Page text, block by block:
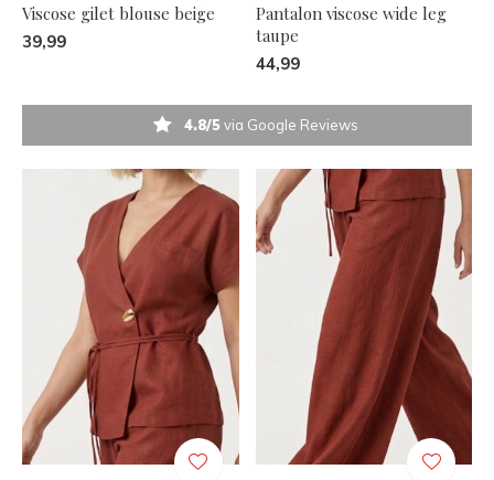
Viscose gilet blouse beige
39,99
Pantalon viscose wide leg
taupe
44,99
4.8/5via Google Reviews